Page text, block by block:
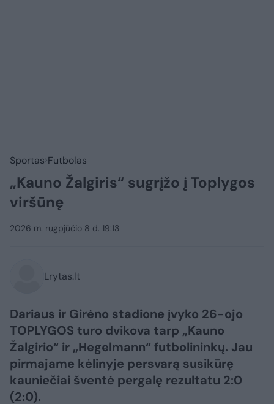
Sportas Futbolas
„Kauno Žalgiris“ sugrįžo į Toplygos
viršūnę
2026 m. rugpjūčio 8 d. 19:13
Lrytas.lt
Dariaus ir Girėno stadione įvyko 26-ojo
TOPLYGOS turo dvikova tarp „Kauno
Žalgirio“ ir „Hegelmann“ futbolininkų. Jau
pirmajame kėlinyje persvarą susikūrę
kauniečiai šventė pergalę rezultatu 2:0
(2:0).